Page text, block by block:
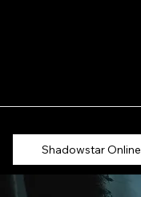
Shadowstar Online